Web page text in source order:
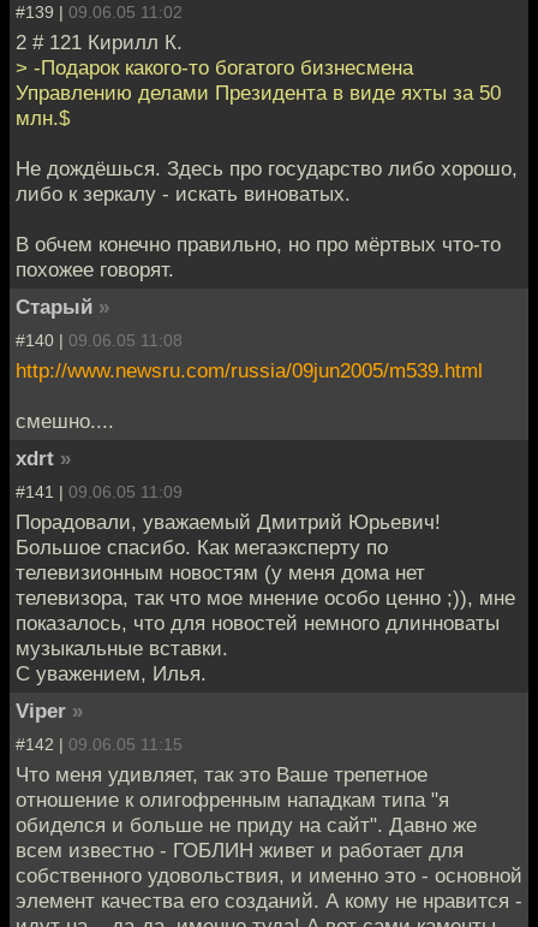
#139 | 09.06.05 11:02
2 # 121 Кирилл К.
> -Подарок какого-то богатого бизнесмена
Управлению делами Президента в виде яхты за 50
млн.$
Не дождёшься. Здесь про государство либо хорошо,
либо к зеркалу - искать виноватых.
В обчем конечно правильно, но про мёртвых что-то
похожее говорят.
Старый »
#140 | 09.06.05 11:08
http://www.newsru.com/russia/09jun2005/m539.html
смешно....
xdrt »
#141 | 09.06.05 11:09
Порадовали, уважаемый Дмитрий Юрьевич!
Большое спасибо. Как мегаэксперту по
телевизионным новостям (у меня дома нет
телевизора, так что мое мнение особо ценно ;)), мне
показалось, что для новостей немного длинноваты
музыкальные вставки.
С уважением, Илья.
Viper »
#142 | 09.06.05 11:15
Что меня удивляет, так это Ваше трепетное
отношение к олигофренным нападкам типа "я
обиделся и больше не приду на сайт". Давно же
всем известно - ГОБЛИН живет и работает для
собственного удовольствия, и именно это - основной
элемент качества его созданий. А кому не нравится -